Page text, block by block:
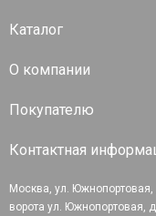
Каталог
О компании
Покупателю
Контактная
Москва, ул. Южнопортовая,
ворота ул. Южнопортовая,